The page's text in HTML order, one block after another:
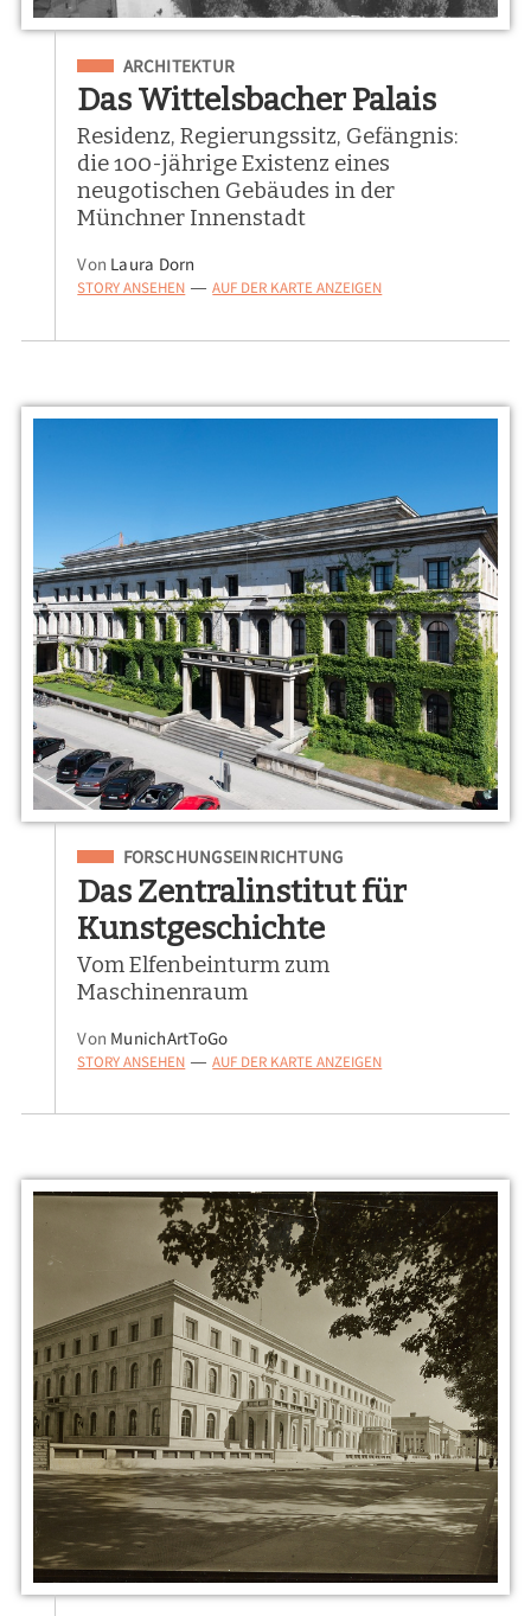
Eingeordnet unter
ARCHITEKTUR
Das Wittelsbacher Palais
Residenz, Regierungssitz, Gefängnis:
die 100-jährige Existenz eines
neugotischen Gebäudes in der
Münchner Innenstadt
Von Laura Dorn
STORY ANSEHEN — AUF DER KARTE ANZEIGEN
Eingeordnet unter
FORSCHUNGSEINRICHTUNG
Das Zentralinstitut für
Kunstgeschichte
Vom Elfenbeinturm zum
Maschinenraum
Von MunichArtToGo
STORY ANSEHEN — AUF DER KARTE ANZEIGEN